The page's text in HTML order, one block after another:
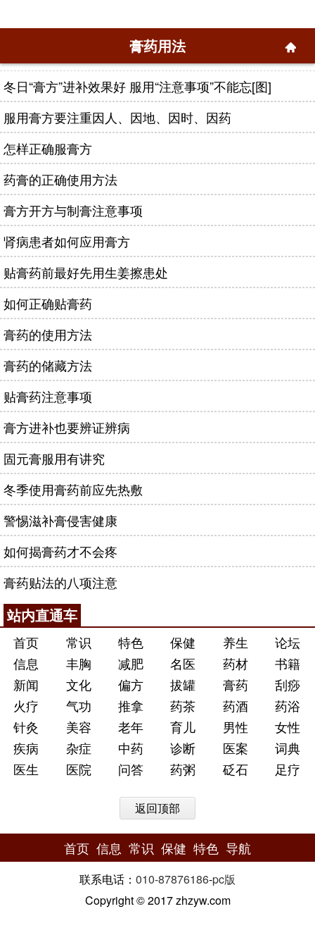
膏药用法
冬日“膏方”进补效果好 服用“注意事项”不能忘[图]
服用膏方要注重因人、因地、因时、因药
怎样正确服膏方
药膏的正确使用方法
膏方开方与制膏注意事项
肾病患者如何应用膏方
贴膏药前最好先用生姜擦患处
如何正确贴膏药
膏药的使用方法
膏药的储藏方法
贴膏药注意事项
膏方进补也要辨证辨病
固元膏服用有讲究
冬季使用膏药前应先热敷
警惕滋补膏侵害健康
如何揭膏药才不会疼
膏药贴法的八项注意
站内直通车
首页 常识 特色 保健 养生
论坛
信息
丰胸 减肥 名医 药材
书籍
新闻
文化 偏方 拔罐 膏药
刮痧
火疗
气功 推拿 药茶 药酒
药浴
针灸
美容 老年 育儿 男性
女性
疾病
杂症 中药 诊断 医案
词典
医生
医院 问答 药粥 砭石 足疗
返回顶部
首页 信息 常识 保健 特色 导航
联系电话： 010-87876186-pc版
Copyright © 2017 zhzyw.com